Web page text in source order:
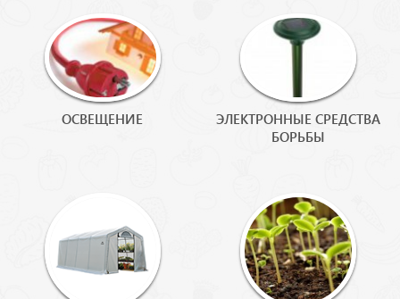
ОСВЕЩЕНИЕ
ЭЛЕКТРОННЫЕ СРЕДСТВА
БОРЬБЫ